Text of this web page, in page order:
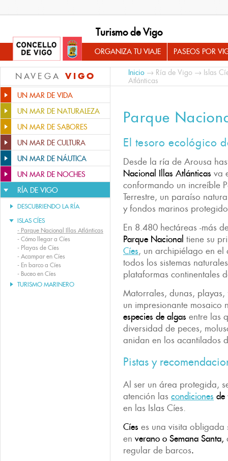
Turismo de Vigo
ORGANIZA TU VIAJE PASEOS POR
NAVEGA VIGO
UN MAR DE VIDA
UN MAR DE NATURALEZA
UN MAR DE SABORES
UN MAR DE CULTURA
UN MAR DE NÁUTICA
UN MAR DE NOCHES
RÍA DE VIGO
DESCUBRIENDO LA RÍA
ISLAS CÍES
- Parque Nacional Illas Atlánticas
- Cómo llegar a Cíes
- Playas de Cíes
- Acampar en Cíes
- En barco a Cíes
- Buceo en Cíes
TURISMO MARINERO
Inicio → Ría de Vigo → Islas
Atlánticas
Parque
El tesoro ecológico
Desde la ría de Arousa
Nacional Illas Atlánticas va
conformando un increíble
Terrestre, un paraíso
y fondos marinos
En 8.480 hectáreas -más
Parque Nacional tiene su
Cíes, un archipiélago en el
todos los sistemas
plataformas continentales
Matorrales, dunas,
un impresionante mosaico
especies de algas entre las
diversidad de peces,
anidan en los acantilados
Pistas y
Al ser un área protegida,
atención las condiciones de
en las Islas Cíes.
Cíes es una visita obligada
en verano o Semana Santa,
regular de barcos.